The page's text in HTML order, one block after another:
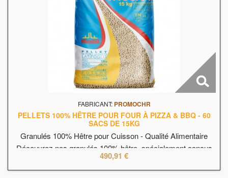
FABRICANT: PROMOCHR
PELLETS 100% HÊTRE POUR FOUR À PIZZA & BBQ - 60
SACS DE 15KG
Granulés 100% Hêtre pour Cuisson - Qualité Alimentaire
Découvrez nos granulés 100% hêtre, spécialement conçus
pour un usage alimentaire. Idéaux pour la cuisson au four à
pizza, au barbecue, au fumoir ou dans les poêles à granulés.
490,91 €